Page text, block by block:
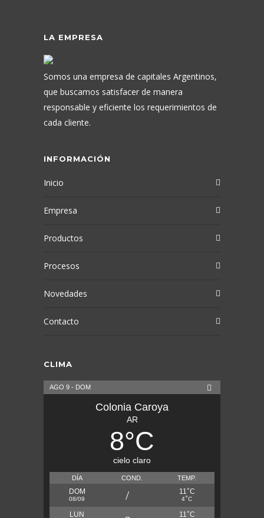
LA EMPRESA
Somos una empresa de capitales Argentinos,
que buscamos satisfacer de manera
responsable y eficiente los requerimientos de
cada cliente.
INFORMACIÓN
Inicio
Empresa
Productos
Procesos
Novedades
Contacto
CLIMA
AGO 9 - DOM
Colonia Caroya
AR
8°C
cielo claro
DÍA COND. TEMP.
DOM
08/09
11°C
4°C
LUN 11°C